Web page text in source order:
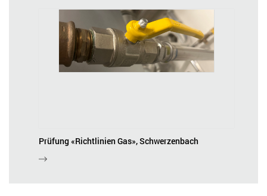
Prüfung «Richtlinien Gas», Schwerzenbach